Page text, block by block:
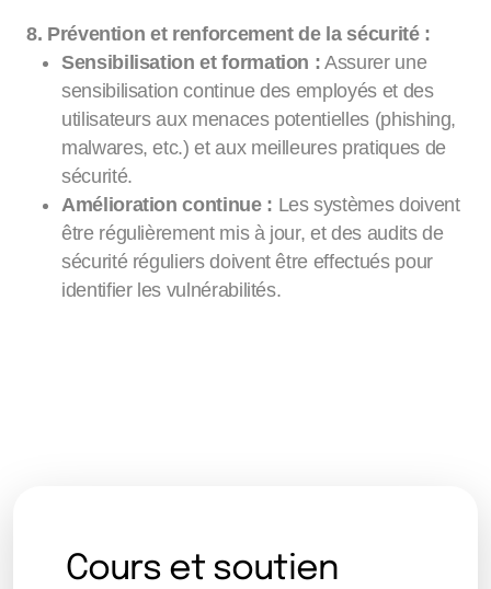
8. Prévention et renforcement de la sécurité :
Sensibilisation et formation : Assurer une
sensibilisation continue des employés et des
utilisateurs aux menaces potentielles (phishing,
malwares, etc.) et aux meilleures pratiques de
sécurité.
Amélioration continue : Les systèmes doivent
être régulièrement mis à jour, et des audits de
sécurité réguliers doivent être effectués pour
identifier les vulnérabilités.
Cours et soutien